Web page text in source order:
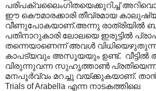
പരിപക്വലൈംഗിതയെക്കുറിച്ച്
ഈ കൌമാരക്കാരി തീവ്രമായ
വീണുപോകയാണ്.അന്നു രാത്രിയിൽ
പതിനാറുകാരി ലോലയെ ഇരുട്ടിൽ
തന്നെയാണെന്ന് അവൾ
കാപട്യവും അസൂയയും ഉണ്ട്. വീട്ടിൽ
വിരുന്നുവന്ന സുഹൃത്താൺ
മനപൂർവ്വം മറച്ചു വയ്ക്കുകയാണ്.
Trials of Arabella എന്ന നാടകത്തിലെ